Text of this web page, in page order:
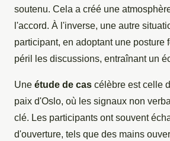
soutenu. Cela a créé une
l'accord. À l'inverse, une autre
participant, en adoptant une posture
péril les discussions, entraînant un
Une étude de cas célèbre est celle
paix d'Oslo, où les signaux non
clé. Les participants ont souvent
d'ouverture, tels que des mains